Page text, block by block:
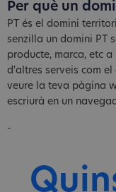
Per què un
PT és el domini
senzilla un domini PT
producte, marca, etc
d'altres serveis com el
veure la teva pàgina
escriurà en un
-